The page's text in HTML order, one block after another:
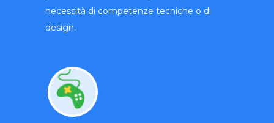
necessità di competenze tecniche o di
design.